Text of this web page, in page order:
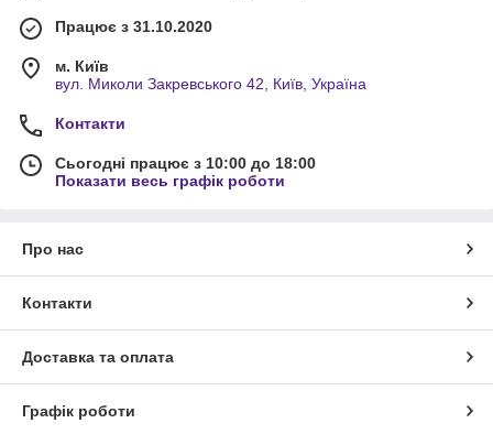
Працює з 31.10.2020
м. Київ
вул. Миколи Закревського 42, Київ, Україна
Контакти
Сьогодні працює з 10:00 до 18:00
Показати весь графік роботи
Про нас
Контакти
Доставка та оплата
Графік роботи